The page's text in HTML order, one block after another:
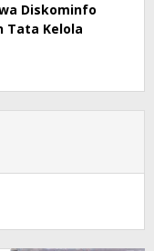
Diskominfo
Tata Kelola